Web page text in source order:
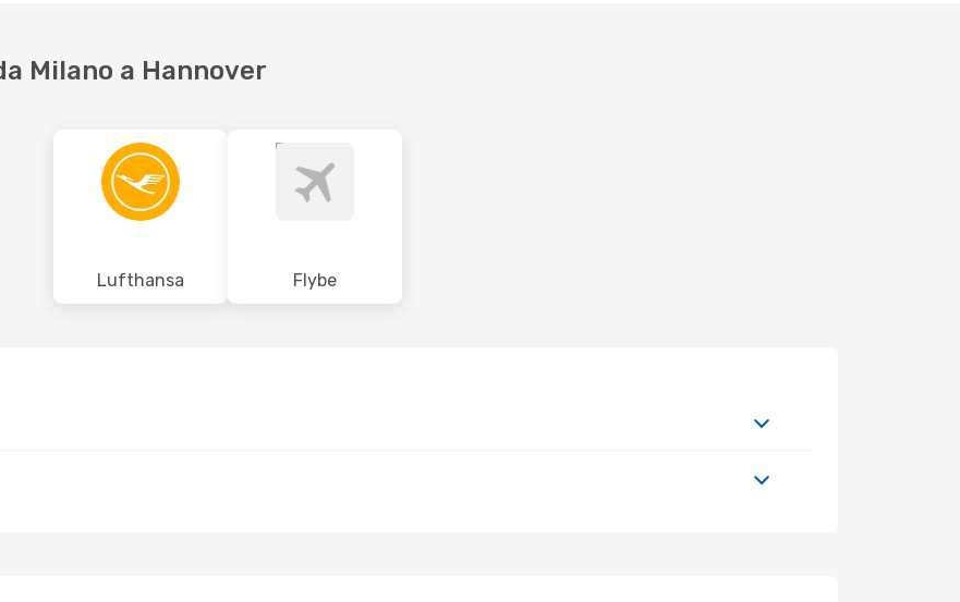
Milano a Hannover
Lufthansa Flybe